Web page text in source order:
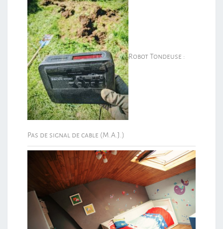
Robot Tondeuse :
Pas de signal de cable (M.A.J.)